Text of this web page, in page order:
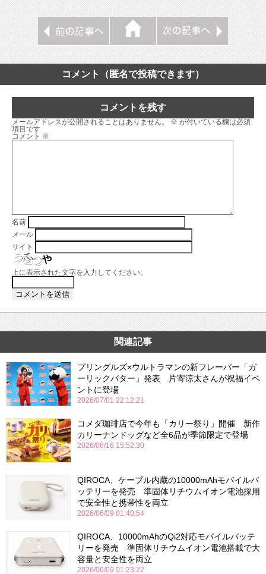
コメント（匿名で投稿できます）
コメントを残す
メールアドレスが公開されることはありません。 ※ が付いている欄は必須
項目です
コメント ※
名前
メール
サイト
上に表示された文字を入力してください。
関連記事
プリングルズ×ウルトラマンの新フレーバー「ガ
ーリックバター」発表 片寄涼太さんが祝福イベ
ントに登場
2026/07/01 22:12:21
コメダ珈琲店で今年も「カリー祭り」開催 新作
カリーナンドッグなど全6品が季節限定で登場
2026/06/16 15:52:30
QIROCA、ケーブル内蔵の10000mAhモバイルバ
ッテリーを発売 準固体リチウムイオン電池採用
で安全性と携帯性を両立
2026/06/09 01:40:54
QIROCA、10000mAhのQi2対応モバイルバッテ
リーを発売 準固体リチウムイオン電池搭載で大
容量と安全性を両立
2026/06/09 01:23:22